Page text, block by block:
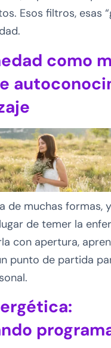
Esos filtros, esas
como
de muchas formas,
de temer la
con apertura,
punto de partida